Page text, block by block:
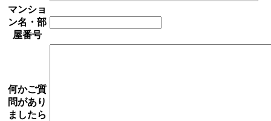
マンショ
ン名・部
屋番号
何かご質
問があり
ましたら